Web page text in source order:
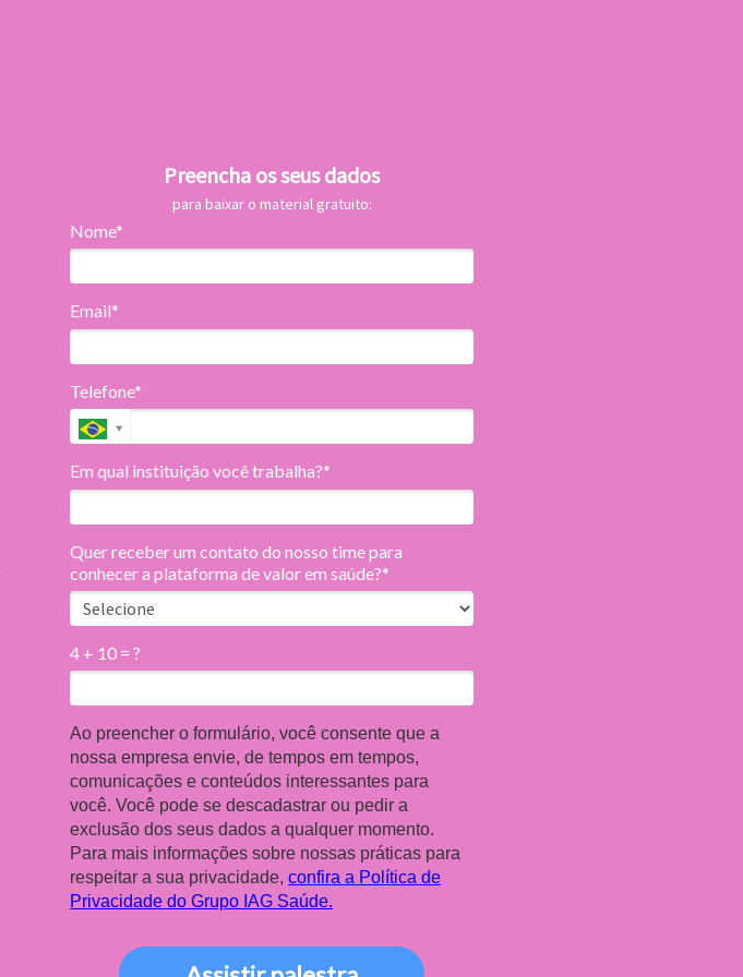
Preencha os seus dados
para baixar o material gratuito:
Nome*
Email*
Telefone*
Em qual instituição você trabalha?*
Quer receber um contato do nosso time para
conhecer a plataforma de valor em saúde?*
4 + 10 = ?
Ao preencher o formulário, você consente que a
nossa empresa envie, de tempos em tempos,
comunicações e conteúdos interessantes para
você. Você pode se descadastrar ou pedir a
exclusão dos seus dados a qualquer momento.
Para mais informações sobre nossas práticas para
respeitar a sua privacidade, confira a Política de
Privacidade do Grupo IAG Saúde.